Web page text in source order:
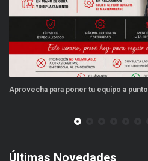
Aprovecha para poner tu equipo a punto
Últimas Novedades